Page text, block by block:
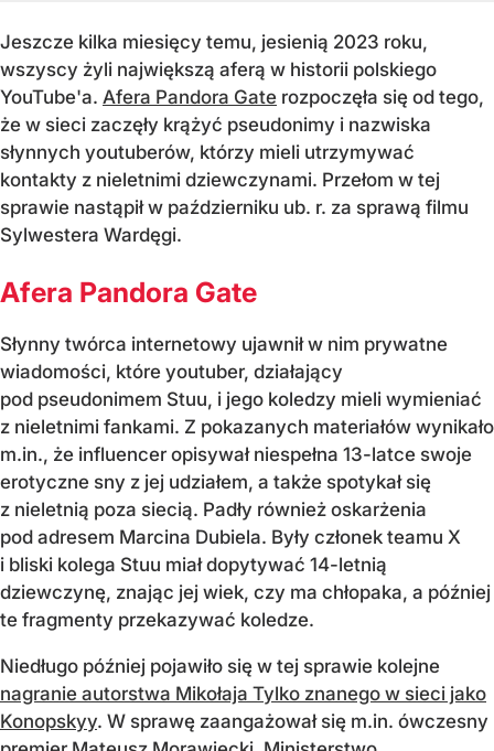
Jeszcze kilka miesięcy temu, jesienią 2023 roku,
wszyscy żyli największą aferą w historii polskiego
YouTube'a. Afera Pandora Gate rozpoczęła się od tego,
że w sieci zaczęły krążyć pseudonimy i nazwiska
słynnych youtuberów, którzy mieli utrzymywać
kontakty z nieletnimi dziewczynami. Przełom w tej
sprawie nastąpił w październiku ub. r. za sprawą filmu
Sylwestera Wardęgi.
Afera Pandora Gate
Słynny twórca internetowy ujawnił w nim prywatne
wiadomości, które youtuber, działający
pod pseudonimem Stuu, i jego koledzy mieli wymieniać
z nieletnimi fankami. Z pokazanych materiałów wynikało
m.in., że influencer opisywał niespełna 13-latce swoje
erotyczne sny z jej udziałem, a także spotykał się
z nieletnią poza siecią. Padły również oskarżenia
pod adresem Marcina Dubiela. Były członek teamu X
i bliski kolega Stuu miał dopytywać 14-letnią
dziewczynę, znając jej wiek, czy ma chłopaka, a później
te fragmenty przekazywać koledze.
Niedługo później pojawiło się w tej sprawie kolejne
nagranie autorstwa Mikołaja Tylko znanego w sieci jako
Konopskyy. W sprawę zaangażował się m.in. ówczesny